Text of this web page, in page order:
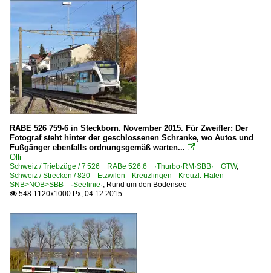
RABE 526 759-6 in Steckborn. November 2015. Für Zweifler: Der
Fotograf steht hinter der geschlossenen Schranke, wo Autos und
Fußgänger ebenfalls ordnungsgemäß warten... 
Olli
Schweiz / Triebzüge / 7 526 RABe 526.6 ·Thurbo·RM·SBB· GTW,
Schweiz / Strecken / 820 Etzwilen – Kreuzlingen – Kreuzl.-Hafen
SNB>NOB>SBB ·Seelinie·, Rund um den Bodensee
 548 1120x1000 Px, 04.12.2015